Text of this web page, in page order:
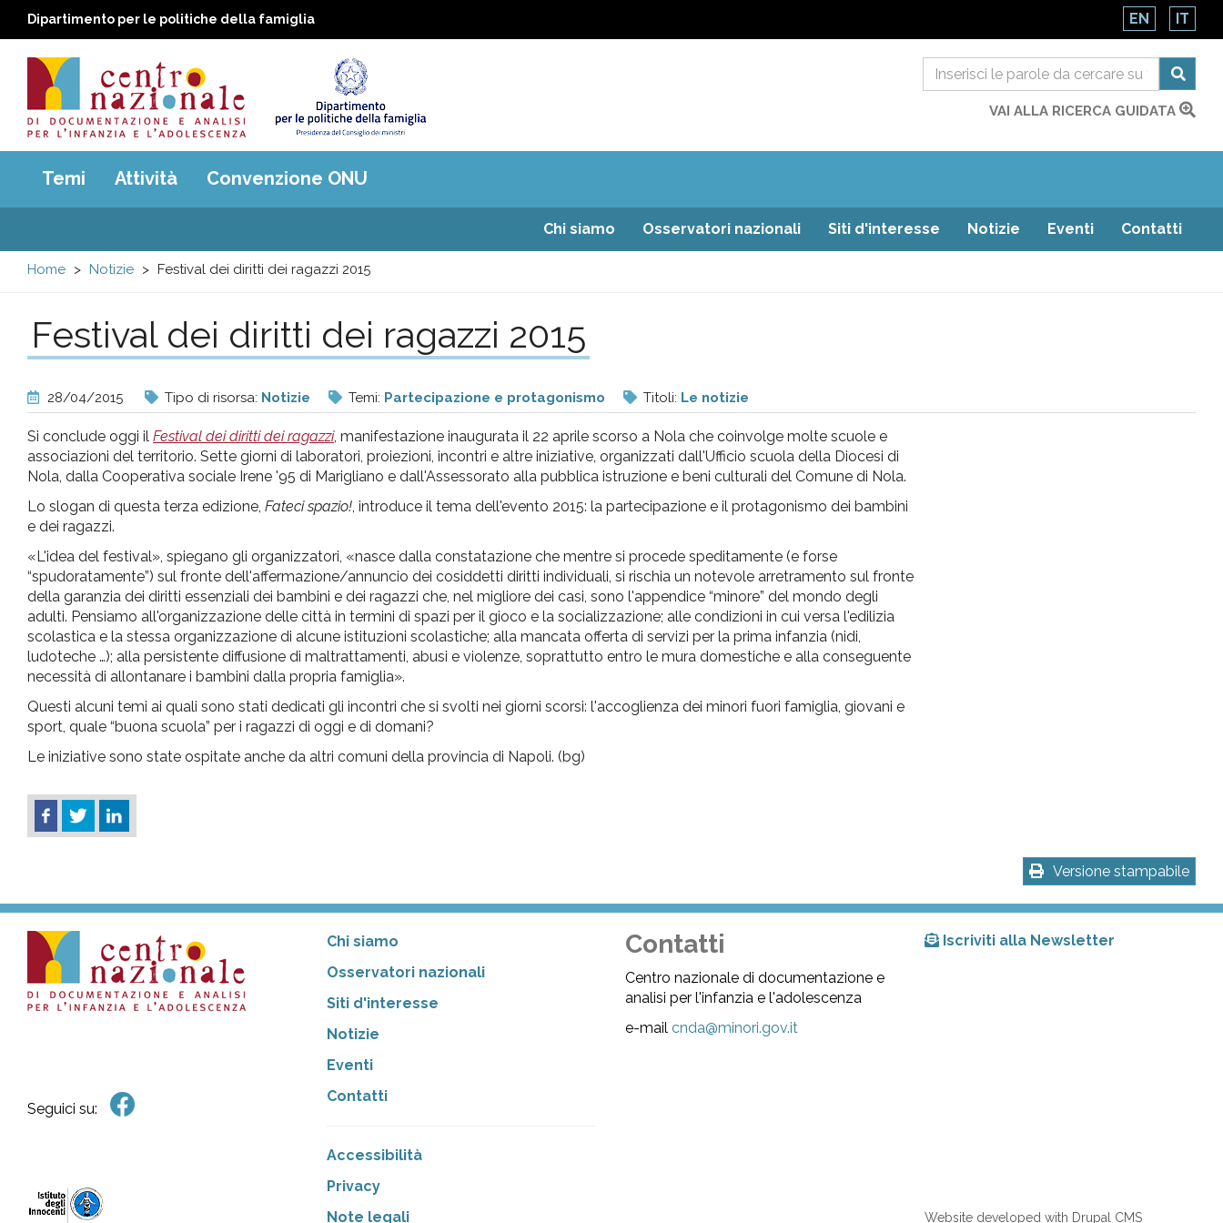
Dipartimento per le politiche della famiglia EN IT
Centro
nazionale
di
e
analisi
pr
l'infanzia
e
l'adolescenza
VAI ALLA RICERCA GUIDATA
Main
menu
Temi Attività Convenzione ONU
Chi siamo Osservatori nazionali Siti d'interesse Notizie Eventi Contatti
Home Notizie Festival dei diritti dei ragazzi 2015
Festival dei diritti dei ragazzi 2015
28/04/2015 Tipo di risorsa: Notizie Temi: Partecipazione e protagonismo Titoli: Le notizie
Si conclude oggi il Festival dei diritti dei ragazzi, manifestazione inaugurata il 22 aprile scorso a Nola che coinvolge molte scuole e
associazioni del territorio. Sette giorni di laboratori, proiezioni, incontri e altre iniziative, organizzati dall'Ufficio scuola della Diocesi di
Nola, dalla Cooperativa sociale Irene '95 di Marigliano e dall'Assessorato alla pubblica istruzione e beni culturali del Comune di Nola.
Lo slogan di questa terza edizione, Fateci spazio! , introduce il tema dell'evento 2015: la partecipazione e il protagonismo dei bambini
e dei ragazzi.
«L'idea del festival», spiegano gli organizzatori, «nasce dalla constatazione che mentre si procede speditamente (e forse
“spudoratamente”) sul fronte dell'affermazione/annuncio dei cosiddetti diritti individuali, si rischia un notevole arretramento sul fronte
della garanzia dei diritti essenziali dei bambini e dei ragazzi che, nel migliore dei casi, sono l'appendice “minore” del mondo degli
adulti. Pensiamo all'organizzazione delle città in termini di spazi per il gioco e la socializzazione; alle condizioni in cui versa l'edilizia
scolastica e la stessa organizzazione di alcune istituzioni scolastiche; alla mancata offerta di servizi per la prima infanzia (nidi,
ludoteche …); alla persistente diffusione di maltrattamenti, abusi e violenze, soprattutto entro le mura domestiche e alla conseguente
necessità di allontanare i bambini dalla propria famiglia».
Questi alcuni temi ai quali sono stati dedicati gli incontri che si svolti nei giorni scorsi: l'accoglienza dei minori fuori famiglia, giovani e
sport, quale “buona scuola” per i ragazzi di oggi e di domani?
Le iniziative sono state ospitate anche da altri comuni della provincia di Napoli. (bg)
Versione stampabile
Seguici su:
Chi siamo
Osservatori nazionali
Siti d'interesse
Notizie
Eventi
Contatti
Accessibilità
Privacy
Note legali
Contatti
Centro nazionale di documentazione e
analisi per l'infanzia e l'adolescenza
e-mailcnda@minori.gov.it
Iscriviti alla Newsletter
Website developed with Drupal CMS